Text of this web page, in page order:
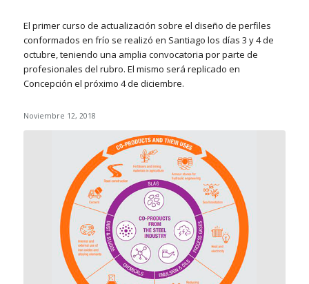
El primer curso de actualización sobre el diseño de perfiles
conformados en frío se realizó en Santiago los días 3 y 4 de
octubre, teniendo una amplia convocatoria por parte de
profesionales del rubro. El mismo será replicado en
Concepción el próximo 4 de diciembre.
Noviembre 12, 2018